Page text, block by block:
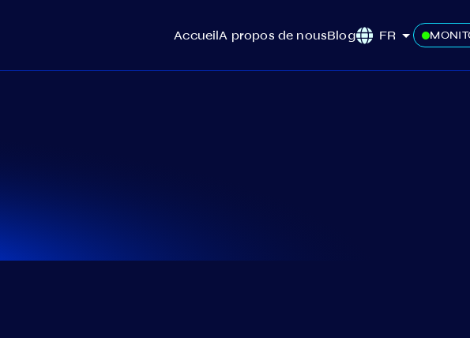
AccueilA propos de nousBlog FR